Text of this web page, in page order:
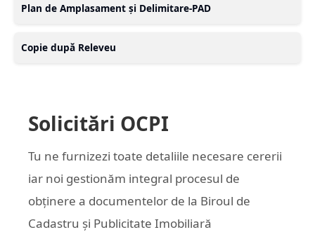
Plan de Amplasament și Delimitare-PAD
Copie după Releveu
Solicitări OCPI
Tu ne furnizezi toate detaliile necesare cererii
iar noi gestionăm integral procesul de
obținere a documentelor de la Biroul de
Cadastru și Publicitate Imobiliară